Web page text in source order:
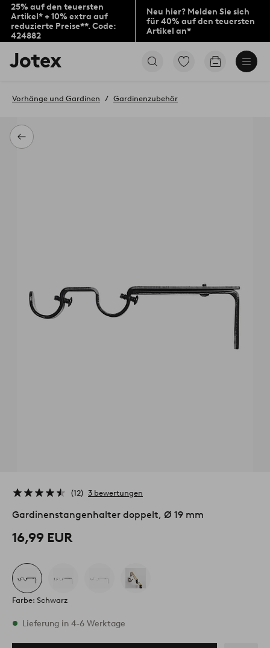
25% auf den teuersten
Artikel* + 10% extra auf
reduzierte Preise**. Code:
424882
Neu hier? Melden Sie sich
für 40% auf den teuersten
Artikel an*
Jotex-
Logo
Startseite
Zu
Zum
Zurück
Vorhänge und Gardinen Gardinenzubehör
12 3 bewertungen
Gardinenstangenhalter doppelt, Ø 19 mm
16,99 EUR
Farbe: Schwarz
Vorrätig
Lieferung in 4-6 Werktage